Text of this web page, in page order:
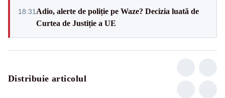
18:31 Adio, alerte de poliție pe Waze? Decizia luată de
Curtea de Justiție a UE
Distribuie articolul